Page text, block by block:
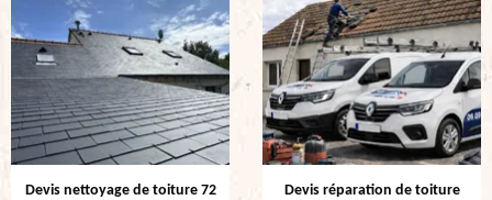
Devis nettoyage de toiture 72
Devis réparation de toiture